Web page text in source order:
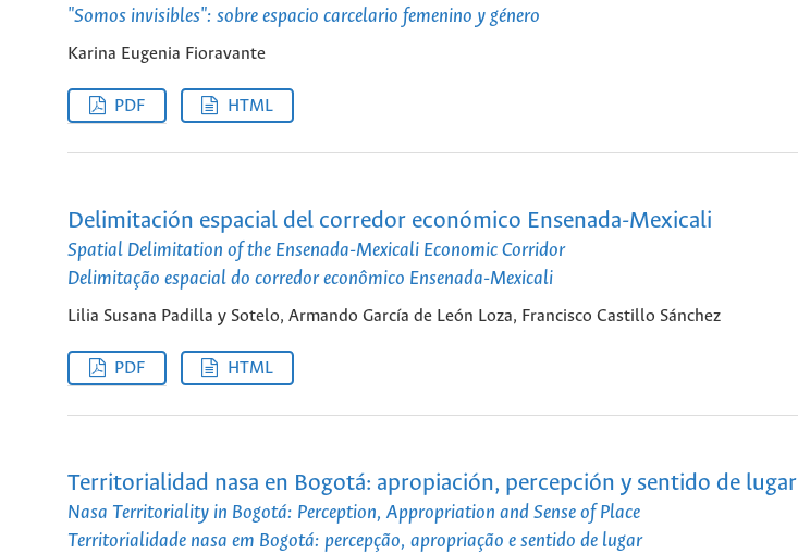
"Somos invisibles": sobre espacio carcelario femenino y género
Karina Eugenia Fioravante
PDF HTML
Delimitación espacial del corredor económico Ensenada-Mexicali
Spatial Delimitation of the Ensenada-Mexicali Economic Corridor
Delimitação espacial do corredor econômico Ensenada-Mexicali
Lilia Susana Padilla y Sotelo, Armando García de León Loza, Francisco Castillo Sánchez
PDF HTML
Territorialidad nasa en Bogotá: apropiación, percepción y sentido de lugar
Nasa Territoriality in Bogotá: Perception, Appropriation and Sense of Place
Territorialidade nasa em Bogotá: percepção, apropriação e sentido de lugar